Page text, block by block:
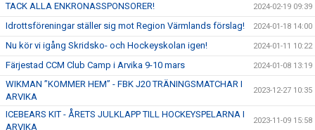
TACK ALLA ENKRONASSPONSORER! 2024-02-19 09:39
Idrottsföreningar ställer sig mot Region Värmlands förslag! 2024-01-18 14:00
Nu kör vi igång Skridsko- och Hockeyskolan igen! 2024-01-11 10:22
Färjestad CCM Club Camp i Arvika 9-10 mars 2024-01-08 13:19
WIKMAN ”KOMMER HEM” - FBK J20 TRÄNINGSMATCHAR I
ARVIKA
2023-12-27 10:35
ICEBEARS KIT - ÅRETS JULKLAPP TILL HOCKEYSPELARNA I
ARVIKA
2023-11-09 15:58